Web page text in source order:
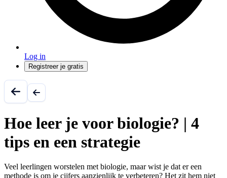
Log in
Registreer je gratis
Hoe leer je voor biologie? | 4
tips en een strategie
Veel leerlingen worstelen met biologie, maar wist je dat er een
methode is om je cijfers aanzienlijk te verbeteren? Het zit hem niet